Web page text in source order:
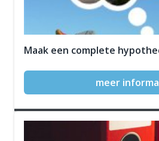
Maak een complete
meer